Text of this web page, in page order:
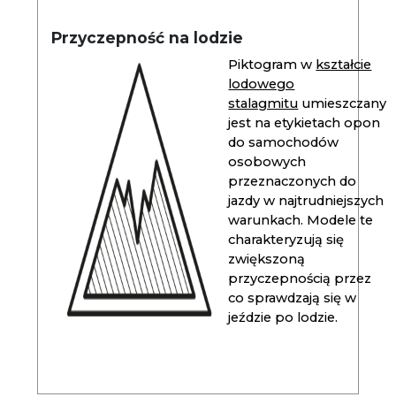
Przyczepność na lodzie
Piktogram w kształcie
lodowego
stalagmitu umieszczany
jest na etykietach opon
do samochodów
osobowych
przeznaczonych do
jazdy w najtrudniejszych
warunkach. Modele te
charakteryzują się
zwiększoną
przyczepnością przez
co sprawdzają się w
jeździe po lodzie.